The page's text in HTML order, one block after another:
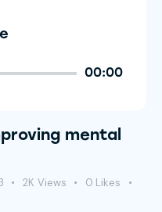
00:00
mental
2K Views 0 Likes